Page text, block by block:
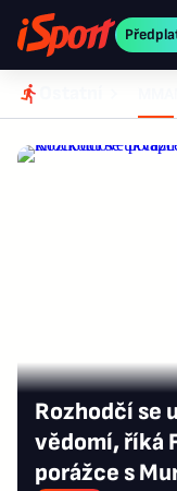
ZOH 2026
Rozhodčí se
vědomí, říká
porážce s